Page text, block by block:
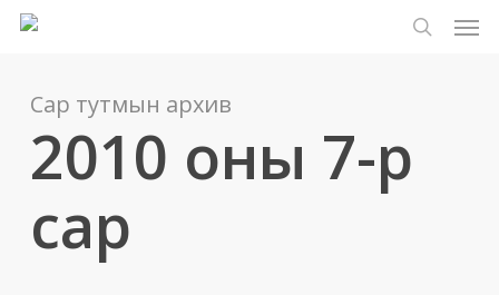
Үндсэн
алгасах
Цэс
Сар тутмын архив
2010 оны 7-р
сар